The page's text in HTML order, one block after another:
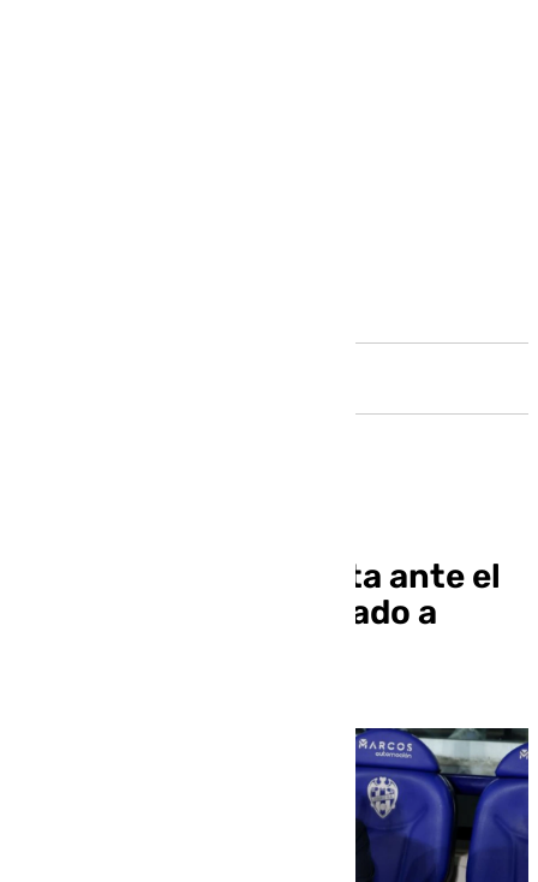
Pellicer, tras la derrota ante el
Levante: «Hemos estado a